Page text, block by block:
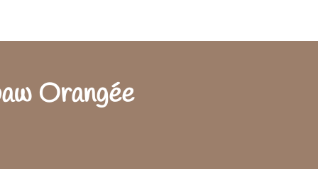
Orangée